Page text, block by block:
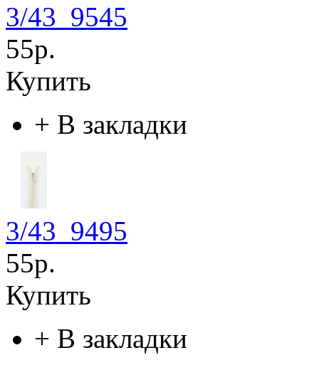
3/43_9545
55р.
Купить
+ В закладки
3/43_9495
55р.
Купить
+ В закладки